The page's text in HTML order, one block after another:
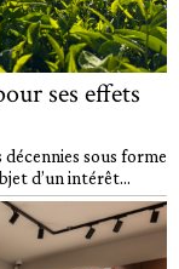
ses effets
sous forme
d’un intérêt...